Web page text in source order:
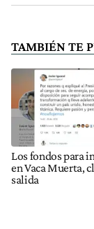
TAMBIÉN TE
Los fondos para
en Vaca Muerta,
salida